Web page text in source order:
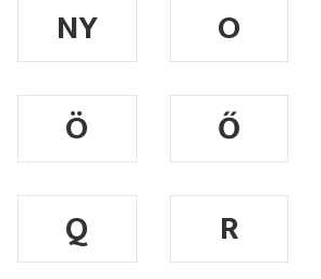
NY
O
Ö
Ő
Q
R